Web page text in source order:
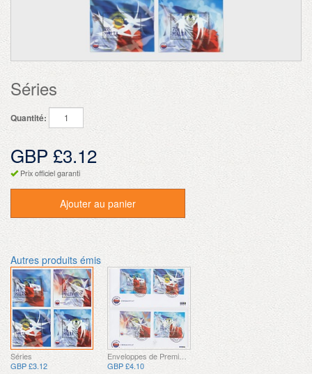
Séries
Quantité:
GBP £3.12
Prix officiel garanti
Ajouter au panier
Autres produits émis
Séries
GBP £3.12
GBP £4.10